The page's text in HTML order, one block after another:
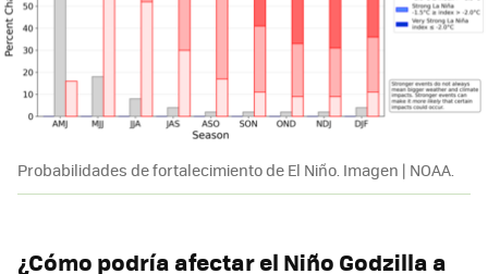
Probabilidades de fortalecimiento de El Niño. Imagen | NOAA.
¿Cómo podría afectar el Niño Godzilla a